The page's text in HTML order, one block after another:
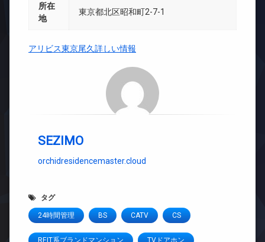
所在
地
東京都北区昭和町2-7-1
アリビス東京尾久詳しい情報
SEZIMO
orchidresidencemaster.cloud
タグ
24時間管理 BS CATV CS
REIT系ブランドマンション TVドアホン